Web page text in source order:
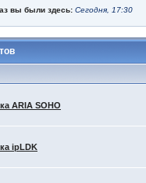
вы были здесь: Сегодня, 17:30
ARIA SOHO
ipLDK